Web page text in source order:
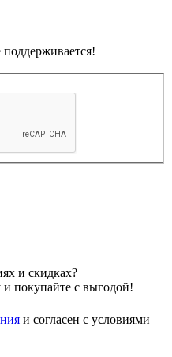
и скидках?
покупайте с выгодой!
и согласен с условиями